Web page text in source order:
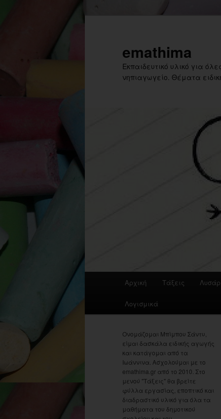
emathima
Εκπαιδευτικό υλικό για
νηπιαγωγείο. Θέματα
Αρχική Τάξεις
Λογισμικά
Ονομάζομαι Μπίμπου Σάντυ,
είμαι δασκάλα ειδικής αγωγής
και κατάγομαι από τα
Ιωάννινα. Ασχολούμαι με το
emathima.gr από το 2010. Στο
μενού "Τάξεις" θα βρείτε
φύλλα εργασίας, εποπτικό και
διαδραστικό υλικό για όλα τα
μαθήματα του δημοτικού